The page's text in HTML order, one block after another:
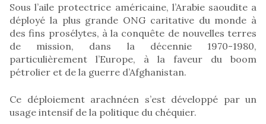
Sous l’aile protectrice américaine, l’Arabie saoudite a
déployé la plus grande ONG caritative du monde à
des fins prosélytes, à la conquête de nouvelles terres
de mission, dans la décennie 1970-1980,
particulièrement l’Europe, à la faveur du boom
pétrolier et de la guerre d’Afghanistan.
Ce déploiement arachnéen s’est développé par un
usage intensif de la politique du chéquier.